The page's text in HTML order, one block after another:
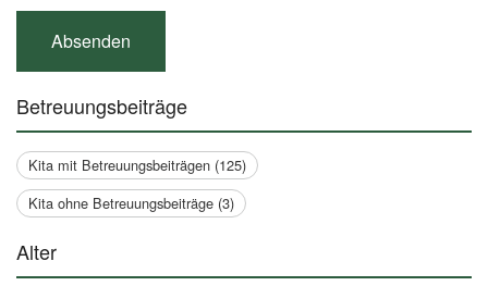
Betreuungsbeiträge
Kita mit Betreuungsbeiträgen (125)
Kita ohne Betreuungsbeiträge (3)
Alter